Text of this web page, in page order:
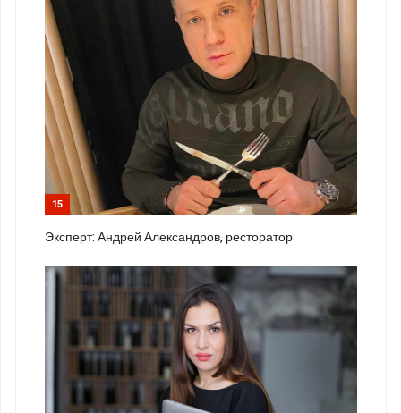
15
Эксперт: Андрей Александров, ресторатор